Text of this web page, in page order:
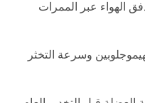
الهواء عبر الممرات
وسرعة التخثر